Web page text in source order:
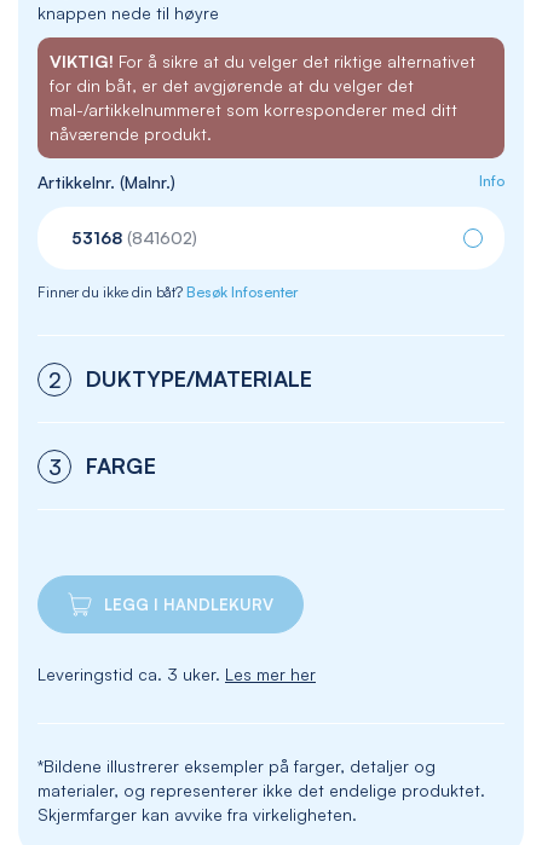
knappen nede til høyre
VIKTIG! For å sikre at du velger det riktige alternativet
for din båt, er det avgjørende at du velger det
mal-/artikkelnummeret som korresponderer med ditt
nåværende produkt.
Artikkelnr. (Malnr.) Info
Finner du ikke din båt? Besøk Infosenter
53168 (841602)
2 DUKTYPE/MATERIALE
3 FARGE
LEGG I HANDLEKURV
Leveringstid ca. 3 uker. Les mer her
*Bildene illustrerer eksempler på farger, detaljer og
materialer, og representerer ikke det endelige produktet.
Skjermfarger kan avvike fra virkeligheten.